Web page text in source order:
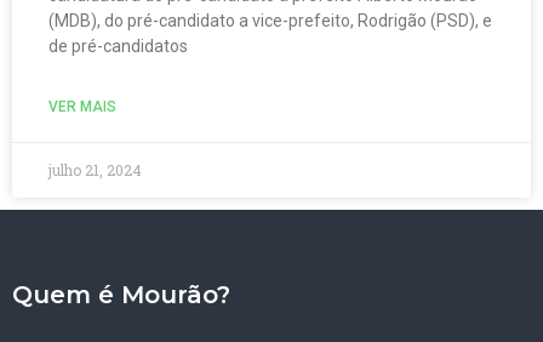
(MDB), do pré-candidato a vice-prefeito, Rodrigão (PSD), e
de pré-candidatos
VER MAIS
julho 21, 2024
Quem é Mourão?